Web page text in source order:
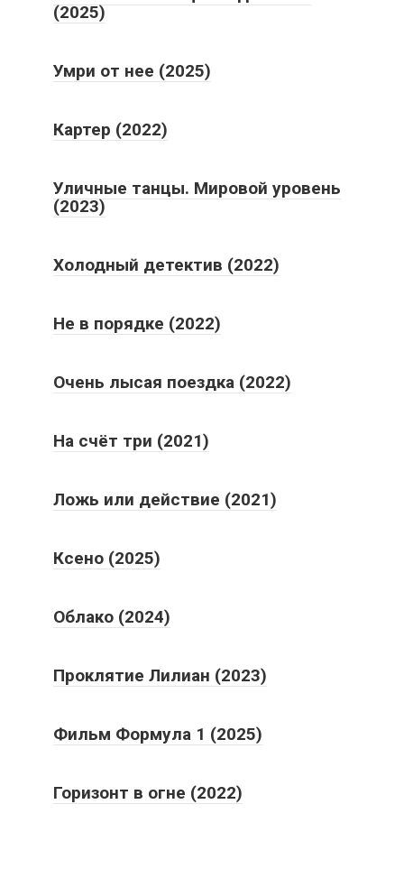
(2025)
Умри от нее (2025)
Картер (2022)
Уличные танцы. Мировой уровень
(2023)
Холодный детектив (2022)
Не в порядке (2022)
Очень лысая поездка (2022)
На счёт три (2021)
Ложь или действие (2021)
Ксено (2025)
Облако (2024)
Проклятие Лилиан (2023)
Фильм Формула 1 (2025)
Горизонт в огне (2022)